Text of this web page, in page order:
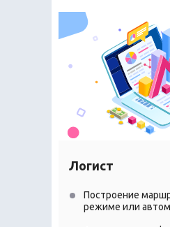
Логист
Построение
режиме или